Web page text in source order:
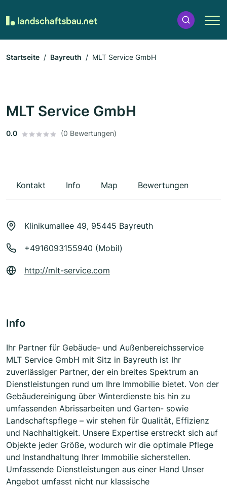
Startseite Bayreuth MLT Service GmbH
MLT Service GmbH
0.0 (0 Bewertungen)
Kontakt Info Map Bewertungen
Klinikumallee 49, 95445 Bayreuth
+4916093155940 (Mobil)
http://mlt-service.com
Info
Ihr Partner für Gebäude- und Außenbereichsservice
MLT Service GmbH mit Sitz in Bayreuth ist Ihr
zuverlässiger Partner, der ein breites Spektrum an
Dienstleistungen rund um Ihre Immobilie bietet. Von der
Gebäudereinigung über Winterdienste bis hin zu
umfassenden Abrissarbeiten und Garten- sowie
Landschaftspflege – wir stehen für Qualität, Effizienz
und Nachhaltigkeit. Unsere Expertise erstreckt sich auf
Objekte jeder Größe, wodurch wir die optimale Pflege
und Instandhaltung Ihrer Immobilie sicherstellen.
Umfassende Dienstleistungen aus einer Hand Unser
Angebot umfasst nicht nur klassische